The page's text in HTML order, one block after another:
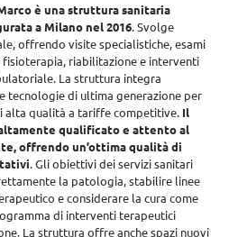
è una struttura sanitaria
a Milano nel 2016. Svolge
offrendo visite specialistiche, esami
riabilitazione e interventi
. La struttura integra
tecnologie di ultima generazione per
alta qualità a tariffe competitive. Il
qualificato e attento al
offrendo un’ottima qualità di
. Gli obiettivi dei servizi sanitari
la patologia, stabilire linee
e considerare la cura come
di interventi terapeutici
. La struttura offre anche spazi nuovi